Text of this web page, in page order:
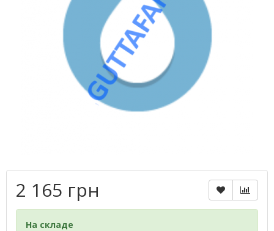
2 165 грн
На складе